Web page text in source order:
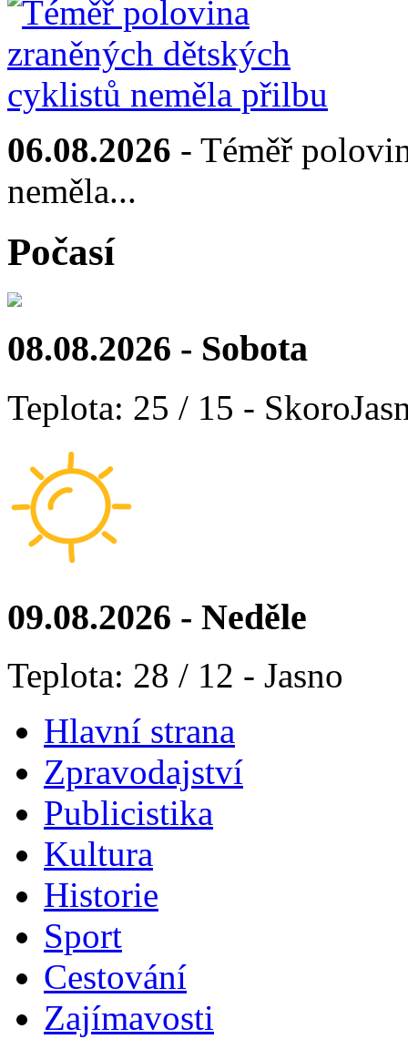
06.08.2026 - Téměř
neměla...
Počasí
08.08.2026 - Sobota
Teplota: 25 / 15 -
09.08.2026 - Neděle
Teplota: 28 / 12 - Jasno
Hlavní strana
Zpravodajství
Publicistika
Kultura
Historie
Sport
Cestování
Zajímavosti